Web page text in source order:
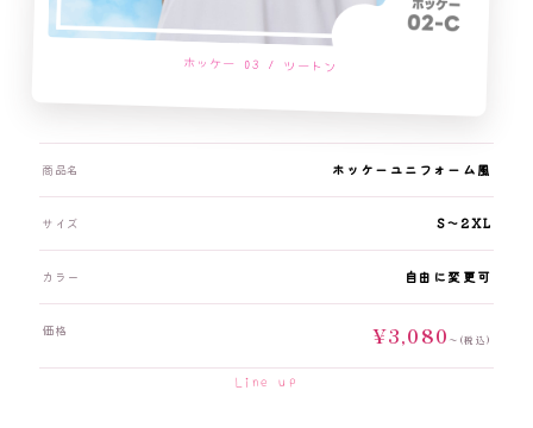
ホッケー 03 / ツートン
商品名 ホッケーユニフォーム風
サイズ S〜2XL
カラー 自由に変更可
価格 ¥3,080 〜(税込)
Line up